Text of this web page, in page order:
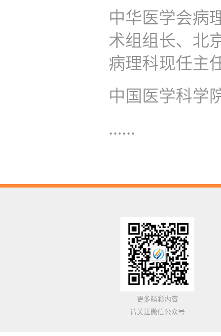
中华医学会病
术组组长、北
病理科现任主
中国医学科学
......
更多精彩内容
请关注微信公众号